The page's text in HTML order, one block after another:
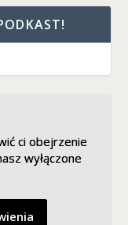
ci obejrzenie
wyłączone
ci obejrzenie
wyłączone